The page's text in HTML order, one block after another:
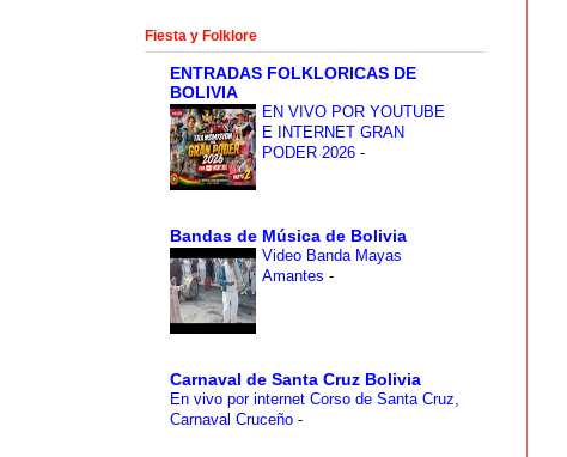
Fiesta y Folklore
ENTRADAS FOLKLORICAS DE
BOLIVIA
EN VIVO POR YOUTUBE
E INTERNET GRAN
PODER 2026 -
Bandas de Música de Bolivia
Video Banda Mayas
Amantes -
Carnaval de Santa Cruz Bolivia
En vivo por internet Corso de Santa Cruz,
Carnaval Cruceño -